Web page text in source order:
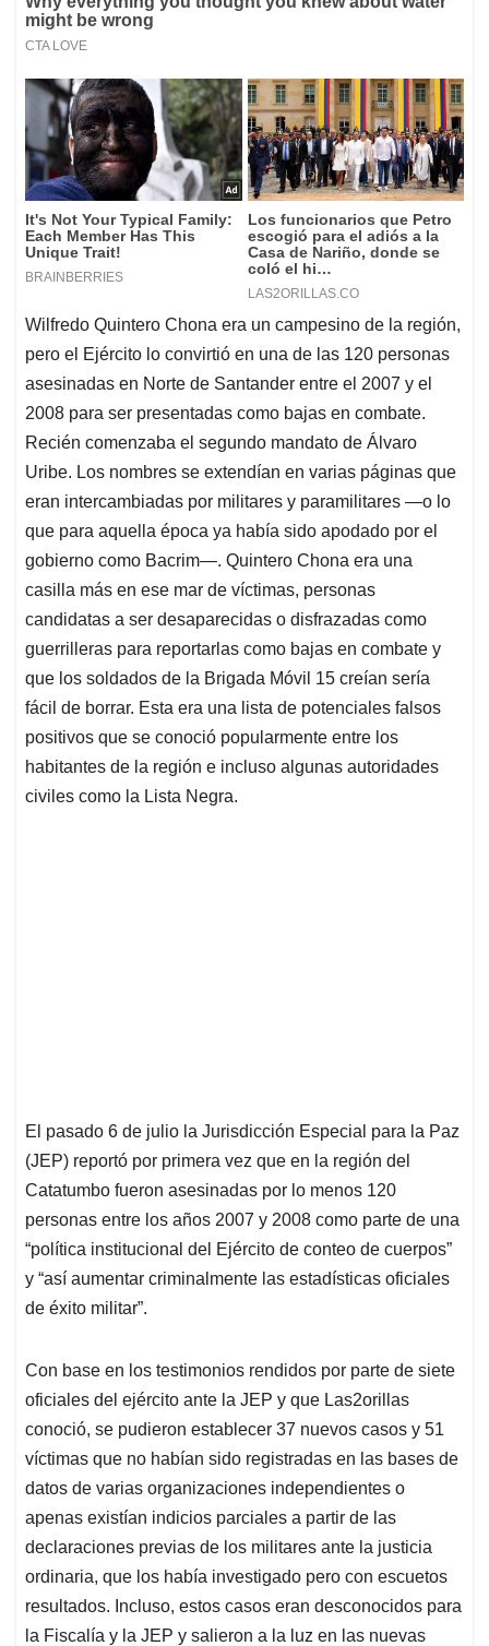
Wilfredo Quintero Chona era un campesino de la región,
pero el Ejército lo convirtió en una de las 120 personas
asesinadas en Norte de Santander entre el 2007 y el
2008 para ser presentadas como bajas en combate.
Recién comenzaba el segundo mandato de Álvaro
Uribe. Los nombres se extendían en varias páginas que
eran intercambiadas por militares y paramilitares —o lo
que para aquella época ya había sido apodado por el
gobierno como Bacrim—. Quintero Chona era una
casilla más en ese mar de víctimas, personas
candidatas a ser desaparecidas o disfrazadas como
guerrilleras para reportarlas como bajas en combate y
que los soldados de la Brigada Móvil 15 creían sería
fácil de borrar. Esta era una lista de potenciales falsos
positivos que se conoció popularmente entre los
habitantes de la región e incluso algunas autoridades
civiles como la Lista Negra.
El pasado 6 de julio la Jurisdicción Especial para la Paz
(JEP) reportó por primera vez que en la región del
Catatumbo fueron asesinadas por lo menos 120
personas entre los años 2007 y 2008 como parte de una
“política institucional del Ejército de conteo de cuerpos”
y “así aumentar criminalmente las estadísticas oficiales
de éxito militar”.
Con base en los testimonios rendidos por parte de siete
oficiales del ejército ante la JEP y que Las2orillas
conoció, se pudieron establecer 37 nuevos casos y 51
víctimas que no habían sido registradas en las bases de
datos de varias organizaciones independientes o
apenas existían indicios parciales a partir de las
declaraciones previas de los militares ante la justicia
ordinaria, que los había investigado pero con escuetos
resultados. Incluso, estos casos eran desconocidos para
la Fiscalía y la JEP y salieron a la luz en las nuevas